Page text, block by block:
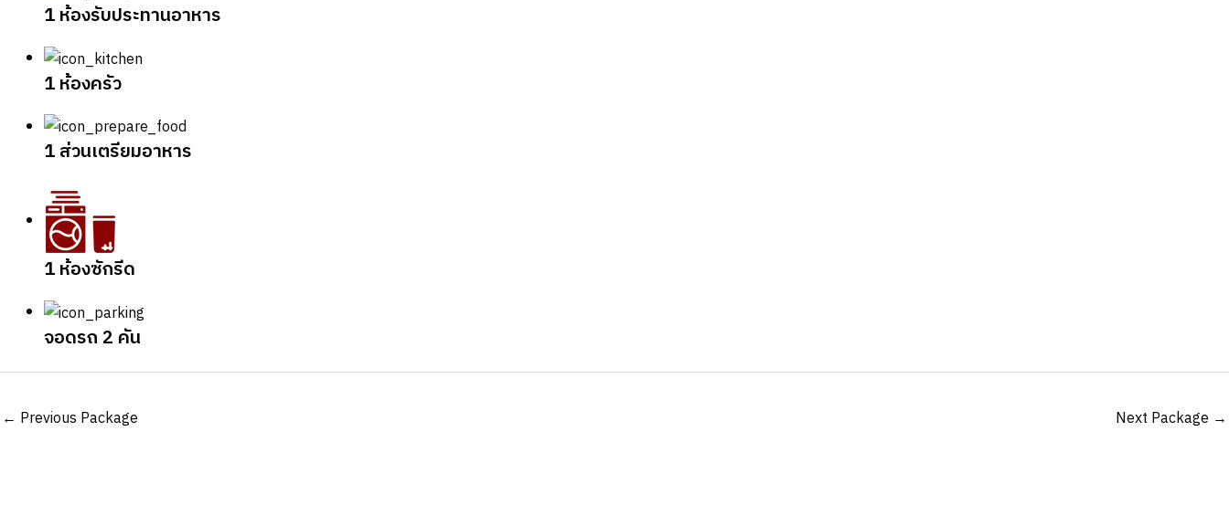
1 ห้องรับประทานอาหาร
1 ห้องครัว
1 ส่วนเตรียมอาหาร
1 ห้องซักรีด
จอดรถ 2 คัน
Post
← Previous Package Next Package →